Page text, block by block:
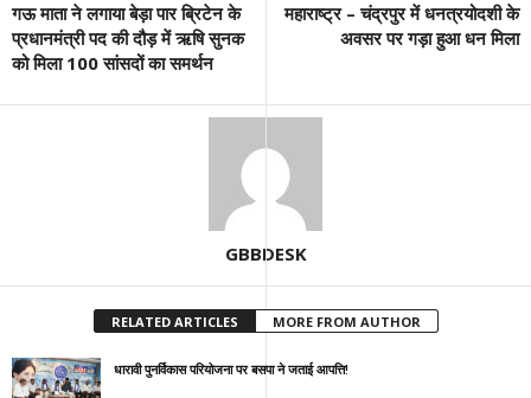
गऊ माता ने लगाया बेड़ा पार ब्रिटेन के
प्रधानमंत्री पद की दौड़ में ऋषि सुनक
को मिला 100 सांसदों का समर्थन
महाराष्ट्र – चंद्रपुर में धनत्रयोदशी के
अवसर पर गड़ा हुआ धन मिला
GBBDESK
RELATED ARTICLES MORE FROM AUTHOR
धारावी पुनर्विकास परियोजना पर बसपा ने जताई आपत्ति!